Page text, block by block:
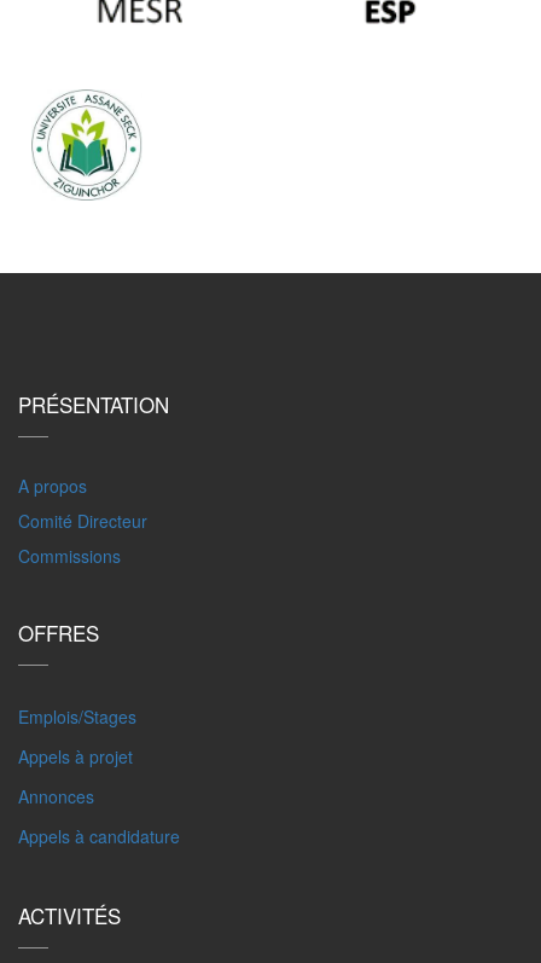
PRÉSENTATION
A propos
Comité Directeur
Commissions
OFFRES
Emplois/Stages
Appels à projet
Annonces
Appels à candidature
ACTIVITÉS